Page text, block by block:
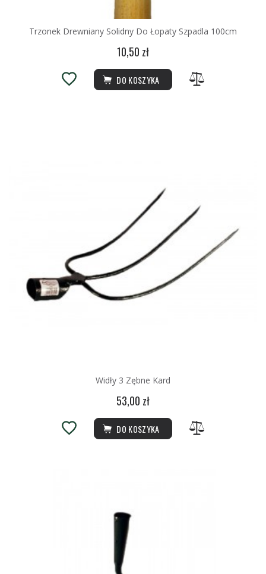
Trzonek Drewniany Solidny Do Łopaty Szpadla 100cm
10,50 zł
DO KOSZYKA
Widły 3 Zębne Kard
53,00 zł
DO KOSZYKA